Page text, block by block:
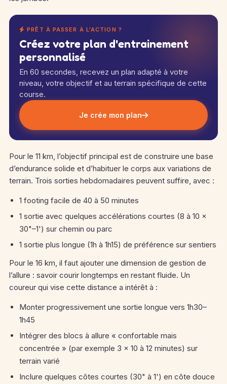
PRÊT À PASSER À L'ACTION ?
Créez votre plan d'entrainement
personnalisé
En 60 secondes, recevez un plan adapté à votre
niveau, votre objectif et au terrain spécifique de cette
course.
Je crée mon plan
Pour le 11 km, l’objectif principal est de construire une base
d’endurance solide et d’habituer le corps aux variations de
terrain. Trois sorties hebdomadaires peuvent suffire, avec :
1 footing facile de 40 à 50 minutes
1 sortie avec quelques accélérations courtes (8 à 10 ×
30"–1') sur chemin ou parc
1 sortie plus longue (1h à 1h15) de préférence sur sentiers
Pour le 16 km, il faut ajouter une dimension de gestion de
l’allure : savoir courir longtemps en restant fluide. Un
coureur qui vise cette distance a intérêt à :
Monter progressivement une sortie longue vers 1h30–
1h45
Intégrer des blocs à allure « confortable mais
concentrée » (par exemple 3 × 10 à 12 minutes) sur
terrain varié
Inclure quelques côtes courtes (30" à 1') en côte douce